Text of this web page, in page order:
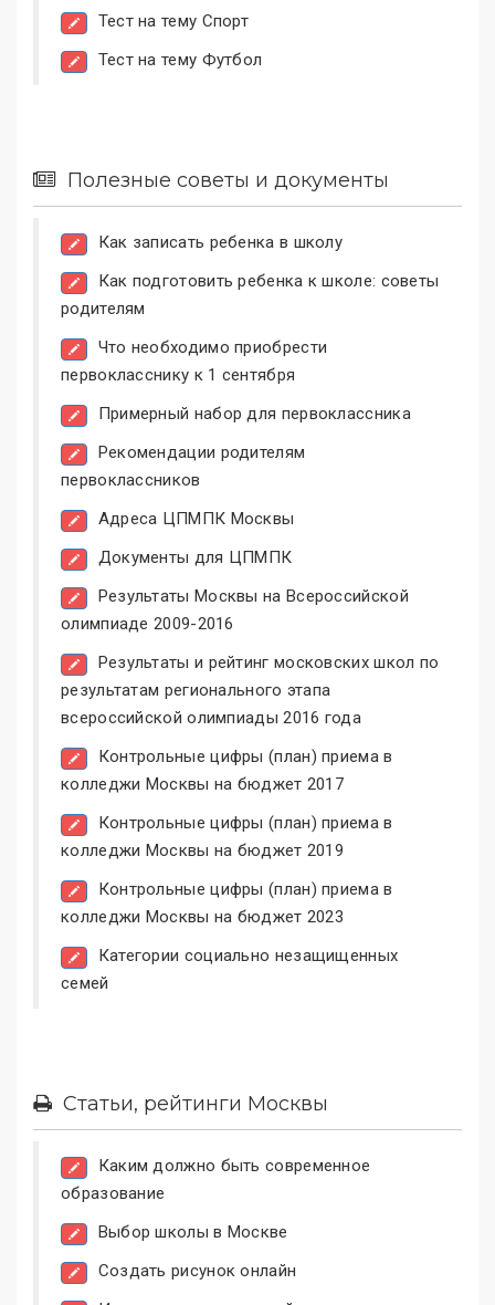
Тест на тему Спорт
Тест на тему Футбол
Полезные советы и документы
Как записать ребенка в школу
Как подготовить ребенка к школе: советы
родителям
Что необходимо приобрести
первокласснику к 1 сентября
Примерный набор для первоклассника
Рекомендации родителям
первоклассников
Адреса ЦПМПК Москвы
Документы для ЦПМПК
Результаты Москвы на Всероссийской
олимпиаде 2009-2016
Результаты и рейтинг московских школ по
результатам регионального этапа
всероссийской олимпиады 2016 года
Контрольные цифры (план) приема в
колледжи Москвы на бюджет 2017
Контрольные цифры (план) приема в
колледжи Москвы на бюджет 2019
Контрольные цифры (план) приема в
колледжи Москвы на бюджет 2023
Категории социально незащищенных
семей
Статьи, рейтинги Москвы
Каким должно быть современное
образование
Выбор школы в Москве
Создать рисунок онлайн